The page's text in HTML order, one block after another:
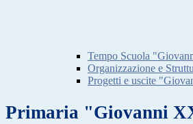
Tempo Scuola
Organizzazione e
Progetti e uscite
Primaria "Giovanni